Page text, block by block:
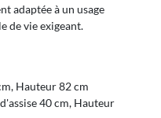
adaptée à un usage
de vie exigeant.
Hauteur 82 cm
40 cm, Hauteur